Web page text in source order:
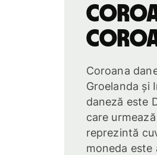
Coroana
Groelanda și
daneză este
care
reprezintă
moneda este